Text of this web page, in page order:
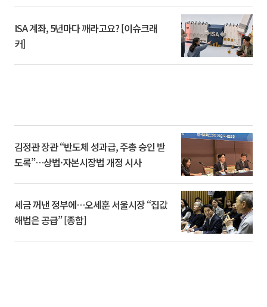
ISA 계좌, 5년마다 깨라고요? [이슈크래
커]
김정관 장관 “반도체 성과급, 주총 승인 받
도록”…상법·자본시장법 개정 시사
세금 꺼낸 정부에…오세훈 서울시장 “집값
해법은 공급” [종합]